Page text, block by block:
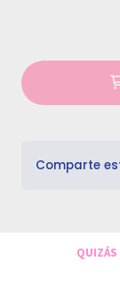
Comparte
QUIZÁS